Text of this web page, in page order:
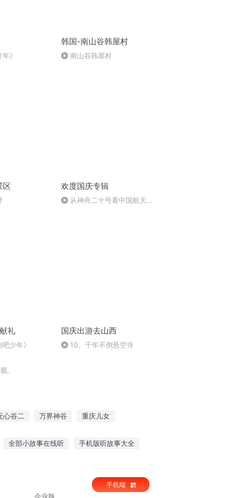
》
韩国-南山谷韩屋村
南山谷韩屋村
区 欢度国庆专辑
从神舟二十号看中国航天
礼
少年》
国庆出游去山西
10、千年不倒悬空寺
。
心谷二 万界神谷 重庆儿女
全部小故事在线听 手机版听故事大全
企业版
手机端